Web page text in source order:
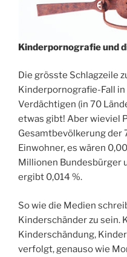
Kinderpornografie und
Die grösste Schlagzeile
Kinderpornografie-Fall
Verdächtigen (in 70
etwas gibt! Aber wieviel
Gesamtbevölkerung der
Einwohner, es wären
Millionen Bundesbürger
ergibt 0,014 %.
So wie die Medien
Kinderschänder zu sein.
Kinderschändung,
verfolgt, genauso wie